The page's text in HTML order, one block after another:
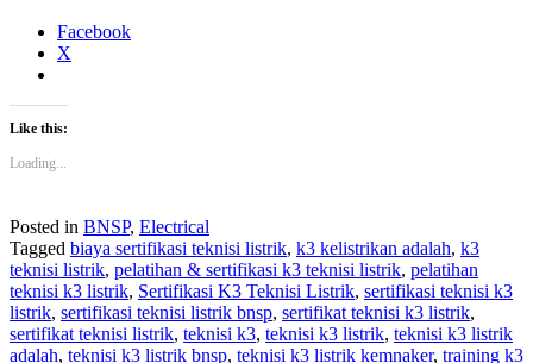
Facebook
X
Like this:
Loading...
Posted in BNSP, Electrical
Tagged biaya sertifikasi teknisi listrik, k3 kelistrikan adalah, k3
teknisi listrik, pelatihan & sertifikasi k3 teknisi listrik, pelatihan
teknisi k3 listrik, Sertifikasi K3 Teknisi Listrik, sertifikasi teknisi k3
listrik, sertifikasi teknisi listrik bnsp, sertifikat teknisi k3 listrik,
sertifikat teknisi listrik, teknisi k3, teknisi k3 listrik, teknisi k3 listrik
adalah, teknisi k3 listrik bnsp, teknisi k3 listrik kemnaker, training k3